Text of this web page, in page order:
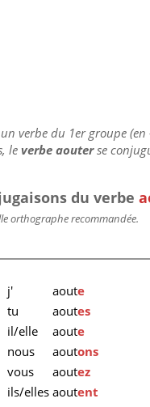
verbe du 1er groupe (en
leverbe aouterse
du verbe
orthographe recommandée.
j'
aoute
tu
aoutes
il/elle
aoute
nous
aoutons
vous
aoutez
ils/elles aoutent